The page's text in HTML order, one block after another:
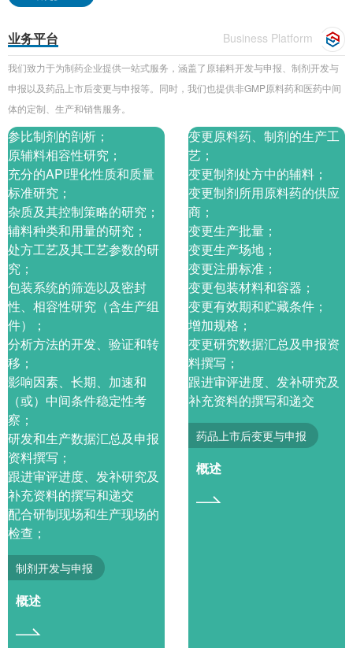
业务平台 Business Platform
我们致力于为制药企业提供一站式服务，涵盖了原辅料开发与申报、制剂开发与
申报以及药品上市后变更与申报等。同时，我们也提供非GMP原料药和医药中间
体的定制、生产和销售服务。
制剂开发与申报
概述
参比制剂的剖析；
原辅料相容性研究；
充分的API理化性质和质量
标准研究；
杂质及其控制策略的研究；
辅料种类和用量的研究；
处方工艺及其工艺参数的研
究；
包装系统的筛选以及密封
性、相容性研究（含生产组
件）；
分析方法的开发、验证和转
移；
影响因素、长期、加速和
（或）中间条件稳定性考
察；
研发和生产数据汇总及申报
资料撰写；
跟进审评进度、发补研究及
补充资料的撰写和递交
配合研制现场和生产现场的
检查；
药品上市后变更与申报
概述
变更原料药、制剂的生产工
艺；
变更制剂处方中的辅料；
变更制剂所用原料药的供应
商；
变更生产批量；
变更生产场地；
变更注册标准；
变更包装材料和容器；
变更有效期和贮藏条件；
增加规格；
变更研究数据汇总及申报资
料撰写；
跟进审评进度、发补研究及
补充资料的撰写和递交